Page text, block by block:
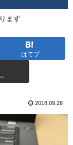
ます
はてブ
2018.09.28